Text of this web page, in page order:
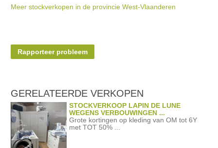
Meer stockverkopen in de provincie West-Vlaanderen
Rapporteer probleem
GERELATEERDEVERKOPEN
STOCKVERKOOP LAPIN DE LUNE
WEGENS VERBOUWINGEN ...
Grote kortingen op kleding van OM tot 6Y
met TOT 50% ...